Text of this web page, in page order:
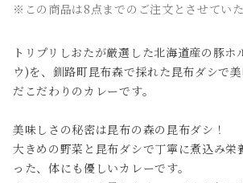
※この商品は8点までのご注文とさせていた
トリプリしおたが厳選した北海道産の豚ホ
ウ)を、釧路町昆布森で採れた昆布ダシで
だこだわりのカレーです。
美味しさの秘密は昆布の森の昆布ダシ！
大きめの野菜と昆布ダシで丁寧に煮込み栄
った、体にも優しいカレーです。